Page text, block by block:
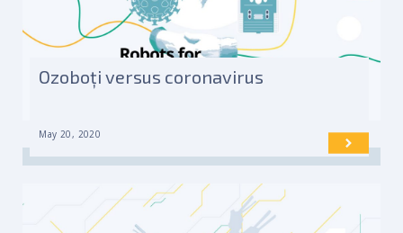
Ozoboți versus coronavirus
May 20, 2020